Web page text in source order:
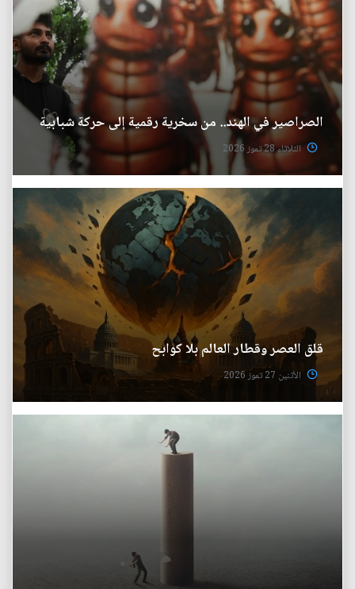
الصراصير في الهند.. من سخرية رقمية إلى حركة شبابية
الثلاثاء 28 تموز 2026
قلق العصر وقطار العالم بلا كوابح
الأثنين 27 تموز 2026